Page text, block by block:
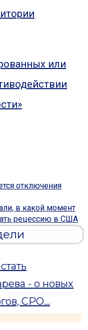
или
отключения
в какой момент
рецессию в США
- о новых
СРО...